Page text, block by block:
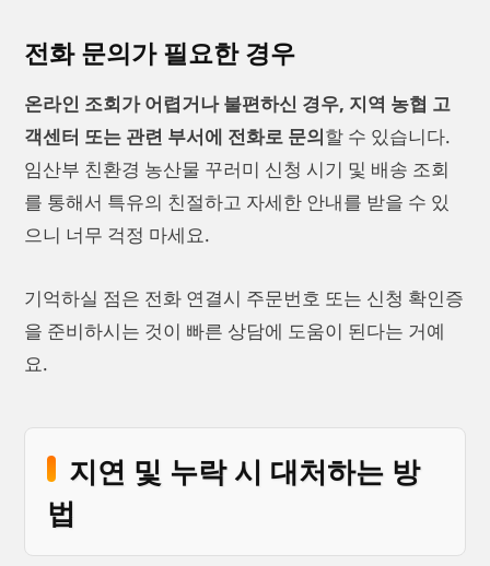
전화 문의가 필요한 경우
온라인 조회가 어렵거나 불편하신 경우, 지역 농협 고
객센터 또는 관련 부서에 전화로 문의할 수 있습니다.
임산부 친환경 농산물 꾸러미 신청 시기 및 배송 조회
를 통해서 특유의 친절하고 자세한 안내를 받을 수 있
으니 너무 걱정 마세요.
기억하실 점은 전화 연결시 주문번호 또는 신청 확인증
을 준비하시는 것이 빠른 상담에 도움이 된다는 거예
요.
지연 및 누락 시 대처하는 방
법